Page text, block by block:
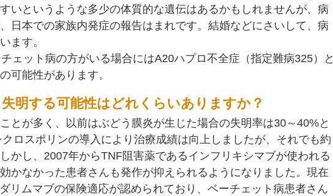
いというような多少の体質的な遺伝はあるかもしれませんが、病
日本での家族内発症の報告はまれです。結婚などにさいして、病
ます。
ェット病の方がいる場合にはA20ハプロ不全症（指定難病325）と
可能性があります。
明する可能性はどれくらいありますか？
とが多く、以前はぶどう膜炎が生じた場合の失明率は30～40%と
ロスポリンの導入により治療成績は向上しましたが、それでも約
かし、2007年からTNF阻害薬であるインフリキシマブが使われる
かなかった患者さんも発作が抑えられるようになりました。現在
リムマブの保険適応が認められており、ベーチェット病患者さん